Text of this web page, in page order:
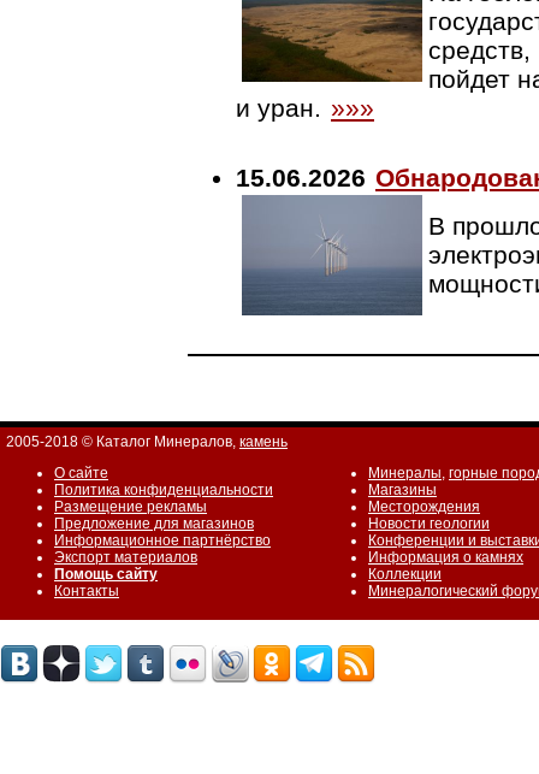
пойдет
и уран. »»»
15.06.2026
В
2005-2018 © Каталог Минералов, камень
О сайте
Политика конфиденциальности
Размещение рекламы
Предложение для магазинов
Информационное партнёрство
Экспорт материалов
Помощь сайту
Контакты
Минералы, горные
Магазины
Месторождения
Новости геологии
Конференции и
Информация о камнях
Коллекции
Минералогический